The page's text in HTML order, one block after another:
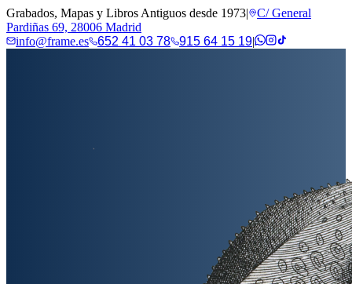
Grabados, Mapas y Libros Antiguos desde 1973|
C/ General
Pardiñas 69, 28006 Madrid
info@frame.es
652 41 03 78 915 64 15 19|